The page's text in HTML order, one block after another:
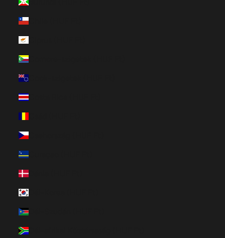
Chile (HUF Ft)
Comore-szigetek (HUF Ft)
Cook-szigetek (HUF Ft)
Costa Rica (HUF Ft)
Csehország (HUF Ft)
Curaçao (HUF Ft)
Dánia (HUF Ft)
Dél-Szudán (HUF Ft)
Dél-afrikai Köztársaság (HUF Ft)